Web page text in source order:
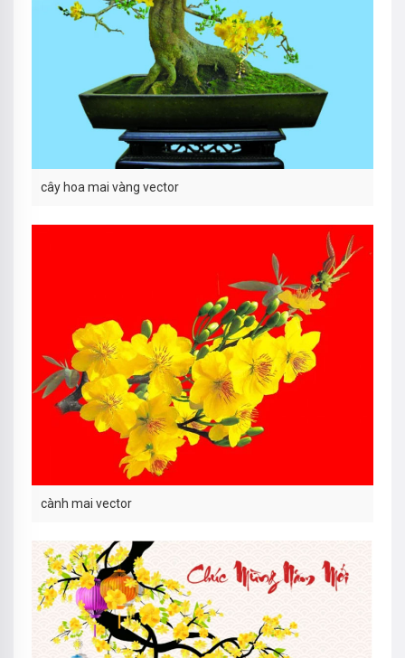
cây hoa mai vàng vector
cành mai vector